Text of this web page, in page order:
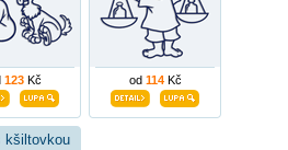
123 Kč od 114Kč
kšiltovkou